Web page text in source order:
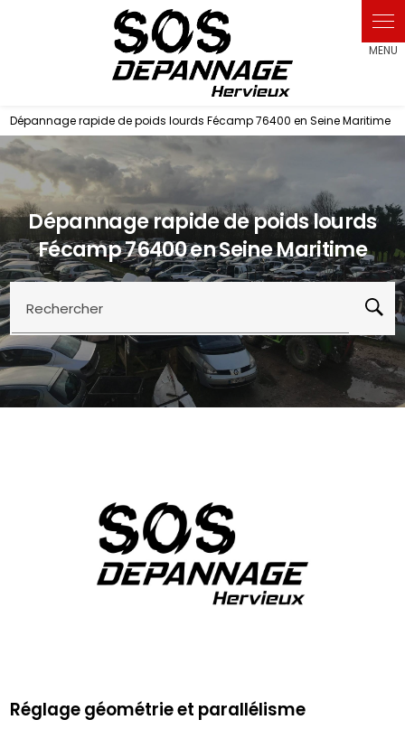
Dépannage rapide de poids lourds Fécamp 76400 en Seine Maritime
Dépannage rapide de poids lourds
Fécamp 76400 en Seine Maritime
Rechercher
Réglage géométrie et parallélisme
Panneau de gestion des cookies